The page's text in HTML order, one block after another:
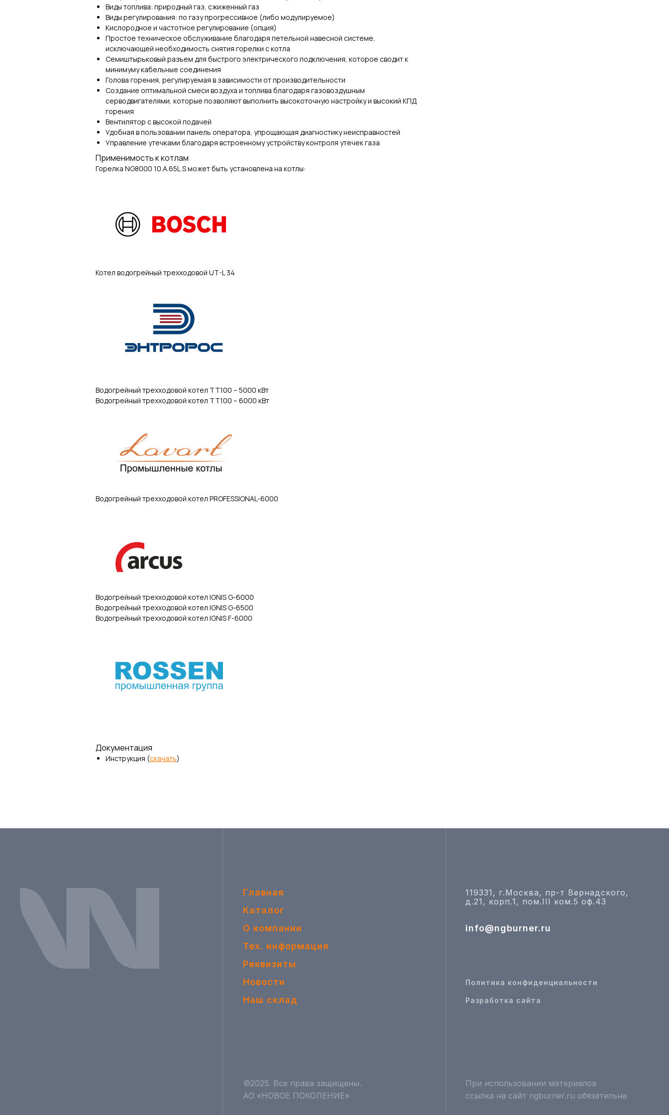
Виды топлива: природный газ, сжиженный газ
Виды регулирования: по газу прогрессивное (либо модулируемое)
Кислородное и частотное регулирование (опция)
Простое техническое обслуживание благодаря петельной навесной системе,
исключающей необходимость снятия горелки с котла
Семиштырьковый разъем для быстрого электрического подключения, которое сводит к
минимуму кабельные соединения
Голова горения, регулируемая в зависимости от производительности
Создание оптимальной смеси воздуха и топлива благодаря газовоздушным
серводвигателями, которые позволяют выполнить высокоточную настройку и высокий КПД
горения
Вентилятор с высокой подачей
Удобная в пользовании панель оператора, упрощающая диагностику неисправностей
Управление утечками благодаря встроенному устройству контроля утечек газа
Применимость к котлам
Горелка NG8000 10.A.65L.S может быть установлена на котлы:
Котел водогрейный трехходовой UT-L 34
Водогрейный трехходовой котел ТТ100 – 5000 кВт
Водогрейный трехходовой котел ТТ100 – 6000 кВт
Водогрейный трехходовой котел PROFESSIONAL-6000
Водогрейный трехходовой котел IGNIS G-6000
Водогрейный трехходовой котел IGNIS G-6500
Водогрейный трехходовой котел IGNIS F-6000
Документация
Инструкция (скачать)
Главная
Каталог
О компании
Тех. информация
Реквизиты
Новости
Наш склад
©2025. Все права защищены.
АО «НОВОЕ ПОКОЛЕНИЕ»
119331, г.Москва, пр-т Вернадского,
д.21, корп.1, пом.III ком.5 оф.43
info@ngburner.ru
Политика конфиденциальности
Разработка сайта
При использовании материалов
ссылка на сайт ngburner.ru обязательна